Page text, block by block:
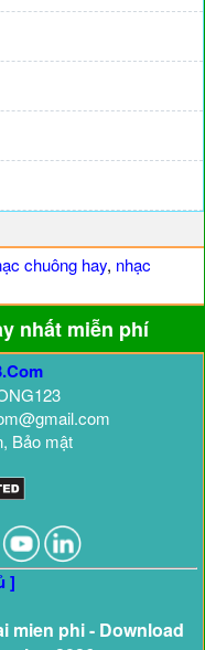
chuông hay, nhạc
nhất miễn phí
Bảo mật
]
mien phi - Download